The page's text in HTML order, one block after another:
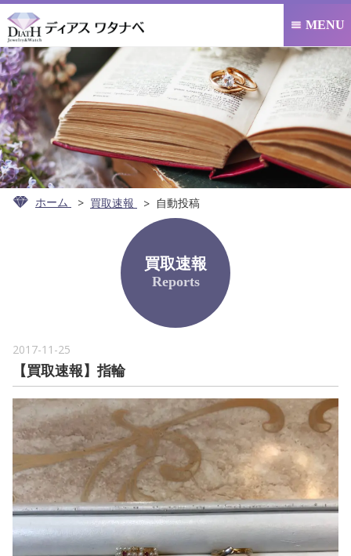
 MENU
ホーム 買取速報 自動投稿
買取速報
Reports
2017-11-25
【買取速報】指輪